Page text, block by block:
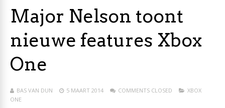
Major Nelson toont
nieuwe features Xbox
One
BAS VAN DUN 5 MAART 2014 COMMENTS CLOSED
XBOX
ONE